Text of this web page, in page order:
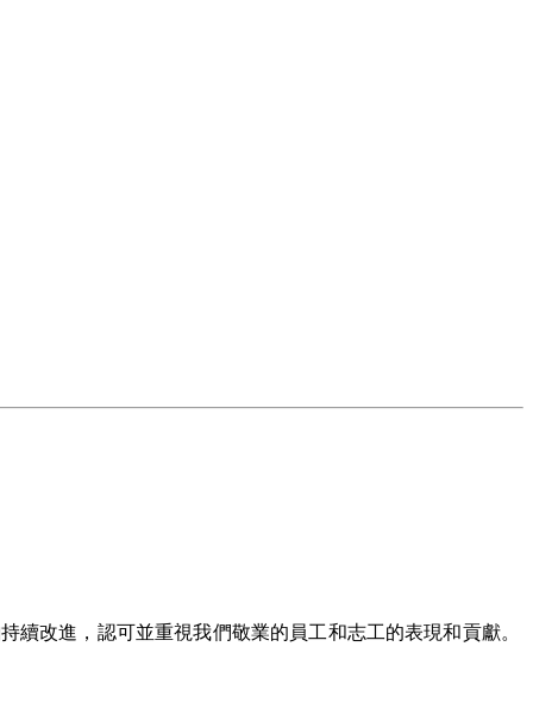
改進，認可並重視我們敬業的員工和志工的表現和貢獻。